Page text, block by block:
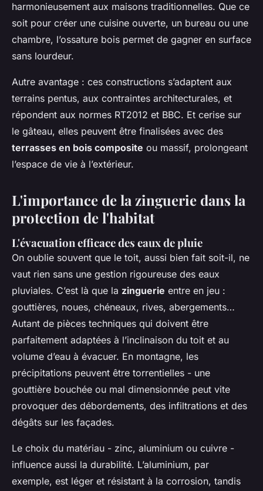
harmonieusement aux maisons traditionnelles. Que ce
soit pour créer une cuisine ouverte, un bureau ou une
chambre, l’ossature bois permet de gagner en surface
sans lourdeur.
Autre avantage : ces constructions s’adaptent aux
terrains pentus, aux contraintes architecturales, et
répondent aux normes RT2012 et BBC. Et cerise sur
le gâteau, elles peuvent être finalisées avec des
terrasses en bois composite ou massif, prolongeant
l’espace de vie à l’extérieur.
L'importance de la zinguerie dans la
protection de l'habitat
L'évacuation efficace des eaux de pluie
On oublie souvent que le toit, aussi bien fait soit-il, ne
vaut rien sans une gestion rigoureuse des eaux
pluviales. C’est là que la zinguerie entre en jeu :
gouttières, noues, chéneaux, rives, abergements…
Autant de pièces techniques qui doivent être
parfaitement adaptées à l’inclinaison du toit et au
volume d’eau à évacuer. En montagne, les
précipitations peuvent être torrentielles - une
gouttière bouchée ou mal dimensionnée peut vite
provoquer des débordements, des infiltrations et des
dégâts sur les façades.
Le choix du matériau - zinc, aluminium ou cuivre -
influence aussi la durabilité. L’aluminium, par
exemple, est léger et résistant à la corrosion, tandis